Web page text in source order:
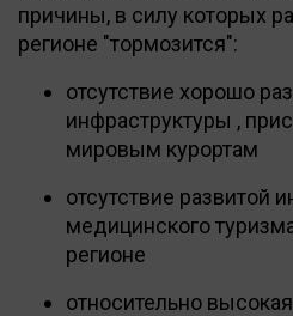
причины, в силу которых
регионе "тормозится":
отсутствие хорошо
инфраструктуры ,
мировым курортам
отсутствие развитой
медицинского
регионе
относительно